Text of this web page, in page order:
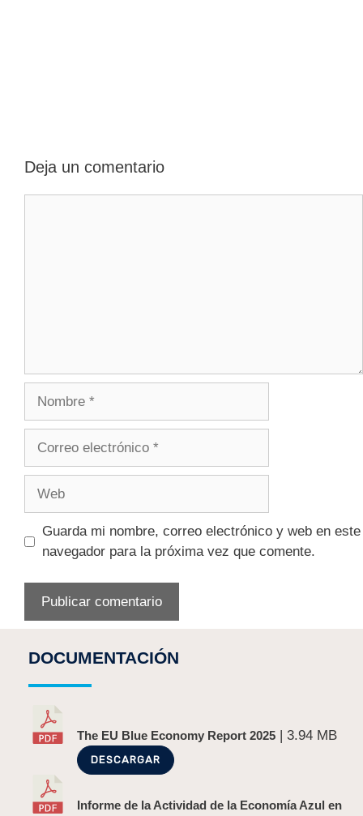
Deja un comentario
Guarda mi nombre, correo electrónico y web en este
navegador para la próxima vez que comente.
DOCUMENTACIÓN
The EU Blue Economy Report 2025 | 3.94 MB
DESCARGAR
Informe de la Actividad de la Economía Azul en